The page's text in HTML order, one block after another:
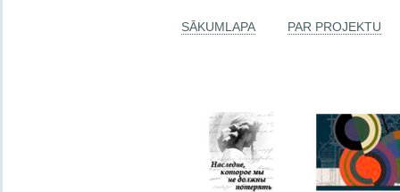
SĀKUMLAPA PAR PROJEKTU